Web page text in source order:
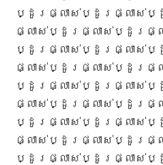
ប្ដូរផ្លាស់ប្ដូរផ្លាស់ប្
ផ្លាស់ប្ដូរផ្លាស់ប្ដូរផ្
ប្ដូរផ្លាស់ប្ដូរផ្លាស់ប្
ផ្លាស់ប្ដូរផ្លាស់ប្ដូរផ្
ប្ដូរផ្លាស់ប្ដូរផ្លាស់ប្
ផ្លាស់ប្ដូរផ្លាស់ប្ដូរផ្
ប្ដូរផ្លាស់ប្ដូរផ្លាស់ប្
ផ្លាស់ប្ដូរផ្លាស់ប្ដូរផ្
ប្ដូរផ្លាស់ប្ដូរផ្លាស់ប្